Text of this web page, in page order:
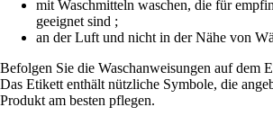
mit Waschmitteln waschen, die für
geeignet sind ;
an der Luft und nicht in der Nähe von
Befolgen Sie die Waschanweisungen auf dem
Das Etikett enthält nützliche Symbole, die
Produkt am besten pflegen.